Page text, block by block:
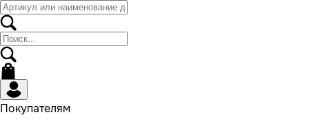
Покупателям